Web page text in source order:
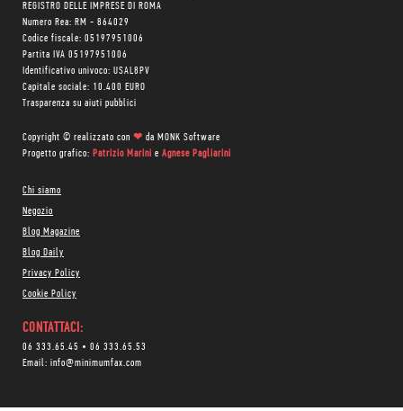
REGISTRO DELLE IMPRESE DI ROMA
Numero Rea: RM - 864029
Codice fiscale: 05197951006
Partita IVA 05197951006
Identificativo univoco: USAL8PV
Capitale sociale: 10.400 EURO
Trasparenza su aiuti pubblici
Copyright © realizzato con ❤ da MONK Software
Progetto grafico: Patrizio Marini e Agnese Pagliarini
Chi siamo
Negozio
Blog Magazine
Blog Daily
Privacy Policy
Cookie Policy
CONTATTACI:
06 333.65.45 • 06 333.65.53
Email: info@minimumfax.com